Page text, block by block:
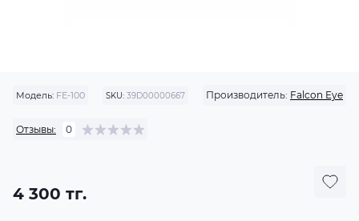
Модель: FE-100 SKU: 39D00000667 Производитель: Falcon Eye
Отзывы: 0
4 300 тг.